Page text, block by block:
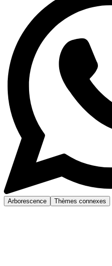
Arborescence Thèmes connexes